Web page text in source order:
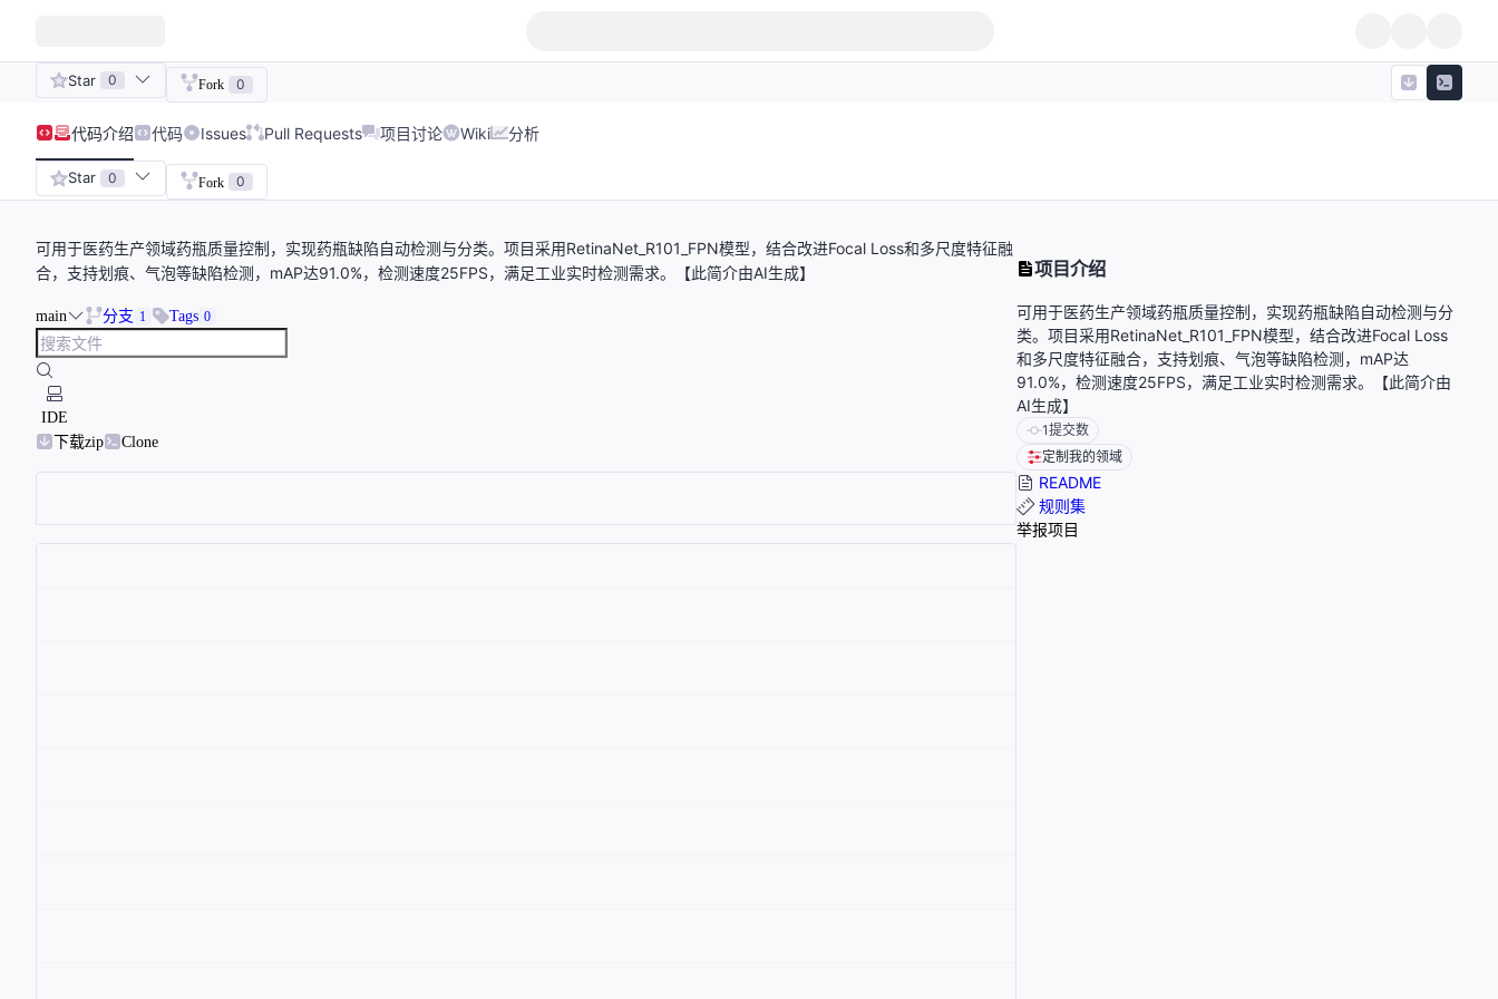
Star 0 Fork 0
代码介绍 代码 Issues Pull Requests 项目讨论 Wiki 分析
Star 0 Fork 0
可用于医药生产领域药瓶质量控制，实现药瓶缺陷自动检测与分类。项目采用RetinaNet_R101_FPN模型，结合改进Focal Loss和多尺度特征融
合，支持划痕、气泡等缺陷检测，mAP达91.0%，检测速度25FPS，满足工业实时检测需求。【此简介由AI生成】
main 分支 1 Tags 0
IDE
下载zip
Clone
项目介绍
可用于医药生产领域药瓶质量控制，实现药瓶缺陷自动检测与分
类。项目采用RetinaNet_R101_FPN模型，结合改进Focal Loss
和多尺度特征融合，支持划痕、气泡等缺陷检测，mAP达
91.0%，检测速度25FPS，满足工业实时检测需求。【此简介由
AI生成】
1提交数
定制我的领域
README
规则集
举报项目